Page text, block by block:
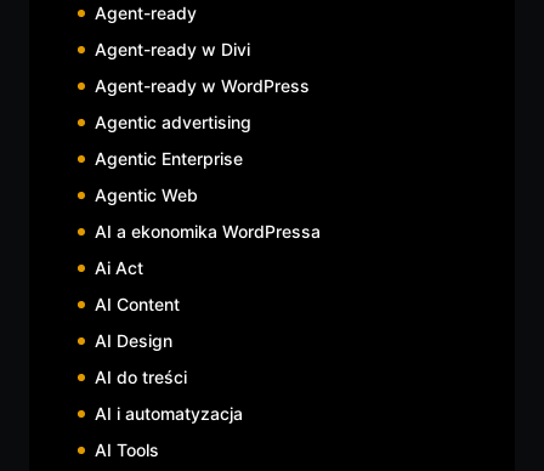
Agent-ready
Agent-ready w Divi
Agent-ready w WordPress
Agentic advertising
Agentic Enterprise
Agentic Web
AI a ekonomika WordPressa
Ai Act
AI Content
AI Design
AI do treści
AI i automatyzacja
AI Tools